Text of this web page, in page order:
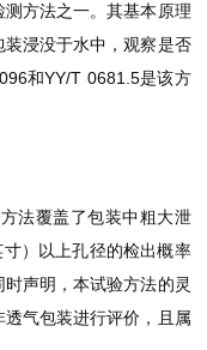
方法之一。其基本原理
浸没于水中，观察是否
和YY/T 0681.5是该方
法覆盖了包装中粗大泄
）以上孔径的检出概率
声明，本试验方法的灵
气包装进行评价，且属